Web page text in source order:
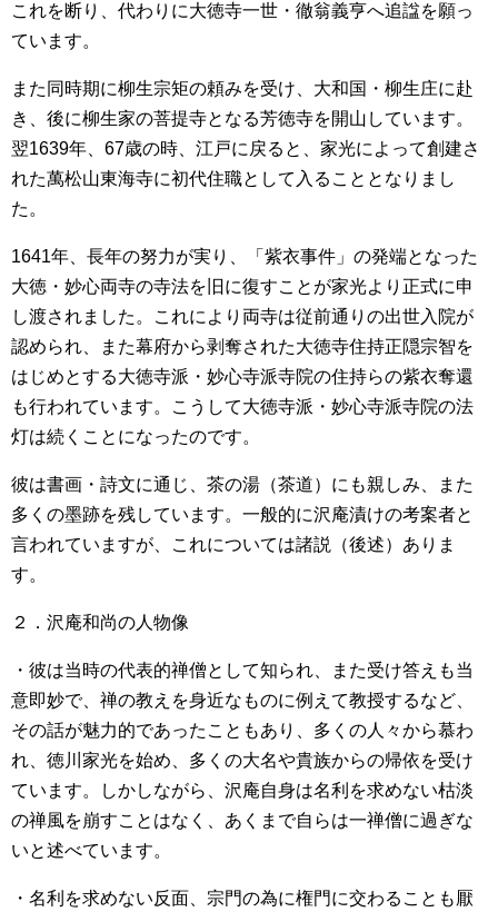
これを断り、代わりに大徳寺一世・徹翁義亨へ追諡を願っ
ています。
また同時期に柳生宗矩の頼みを受け、大和国・柳生庄に赴
き、後に柳生家の菩提寺となる芳徳寺を開山しています。
翌1639年、67歳の時、江戸に戻ると、家光によって創建さ
れた萬松山東海寺に初代住職として入ることとなりまし
た。
1641年、長年の努力が実り、「紫衣事件」の発端となった
大徳・妙心両寺の寺法を旧に復すことが家光より正式に申
し渡されました。これにより両寺は従前通りの出世入院が
認められ、また幕府から剥奪された大徳寺住持正隠宗智を
はじめとする大徳寺派・妙心寺派寺院の住持らの紫衣奪還
も行われています。こうして大徳寺派・妙心寺派寺院の法
灯は続くことになったのです。
彼は書画・詩文に通じ、茶の湯（茶道）にも親しみ、また
多くの墨跡を残しています。一般的に沢庵漬けの考案者と
言われていますが、これについては諸説（後述）ありま
す。
２．沢庵和尚の人物像
・彼は当時の代表的禅僧として知られ、また受け答えも当
意即妙で、禅の教えを身近なものに例えて教授するなど、
その話が魅力的であったこともあり、多くの人々から慕わ
れ、徳川家光を始め、多くの大名や貴族からの帰依を受け
ています。しかしながら、沢庵自身は名利を求めない枯淡
の禅風を崩すことはなく、あくまで自らは一禅僧に過ぎな
いと述べています。
・名利を求めない反面、宗門の為に権門に交わることも厭